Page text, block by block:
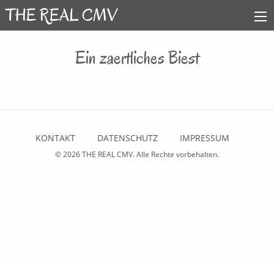
Ein zaertliches Biest
KONTAKT DATENSCHUTZ IMPRESSUM
© 2026THE REAL CMV. Alle Rechte vorbehalten.